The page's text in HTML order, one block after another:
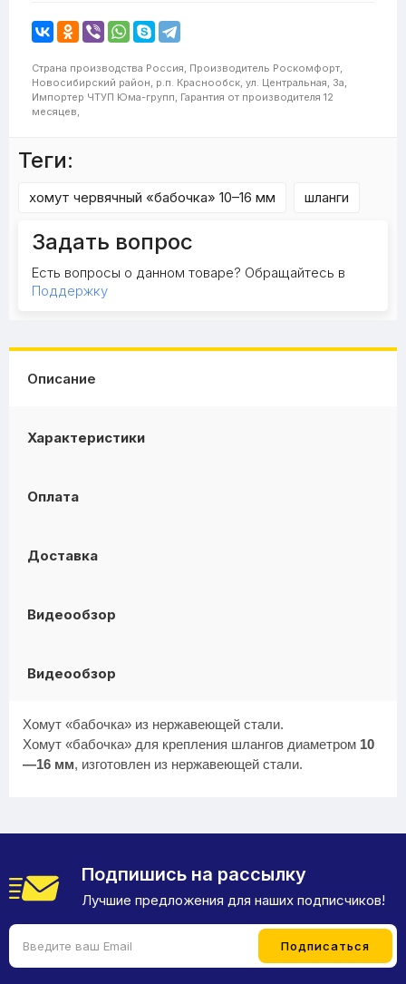
Страна производства Россия, Производитель Роскомфорт,
Новосибирский район, р.п. Краснообск, ул. Центральная, 3а,
Импортер ЧТУП Юма-групп, Гарантия от производителя 12
месяцев,
Теги:
хомут червячный «бабочка» 10–16 мм шланги
Задать вопрос
Есть вопросы о данном товаре? Обращайтесь в
Поддержку
Описание
Характеристики
Оплата
Доставка
Видеообзор
Видеообзор
Хомут «бабочка» из нержавеющей стали.
Хомут «бабочка» для крепления шлангов диаметром 10
—16 мм, изготовлен из нержавеющей стали.
Подпишись на рассылку
Лучшие предложения для наших подписчиков!